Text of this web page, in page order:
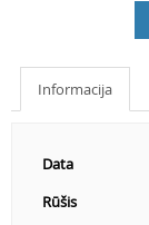
Informacija
Data
Rūšis